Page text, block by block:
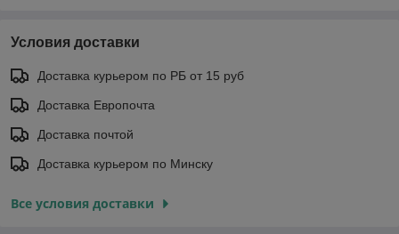
Условия доставки
Доставка курьером по РБ от 15 руб
Доставка Европочта
Доставка почтой
Доставка курьером по Минску
Все условия доставки